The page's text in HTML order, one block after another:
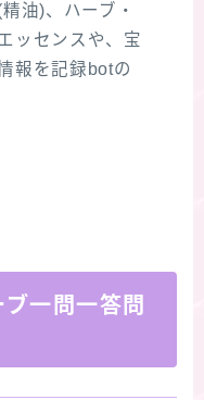
油)、ハーブ・
ッセンスや、宝
報を記録botの
一問一答問